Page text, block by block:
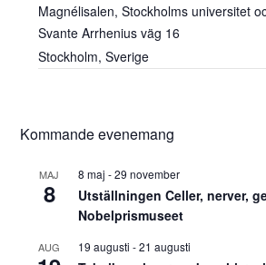
Magnélisalen, Stockholms universitet
Svante Arrhenius väg 16
Stockholm, Sverige
Kommande evenemang
MAJ
8
8 maj -29 november
Utställningen Celler, nerver,
Nobelprismuseet
AUG 19 augusti -21 augusti